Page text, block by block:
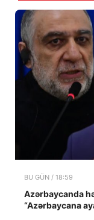
BU GÜN / 18:59
Azərbaycanda
“Azərbaycana